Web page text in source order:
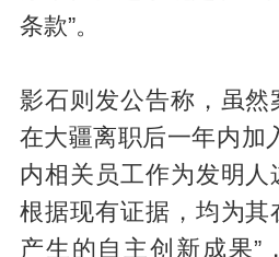
条款”。
影石则发公告称，虽
在大疆离职后一年内加
内相关员工作为发明人
根据现有证据，均为其
产生的自主创新成果”